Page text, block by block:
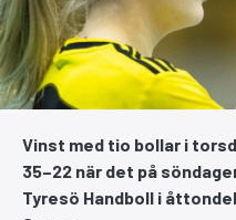
Vinst med tio bollar i
35–22 när det på
Tyresö Handboll i